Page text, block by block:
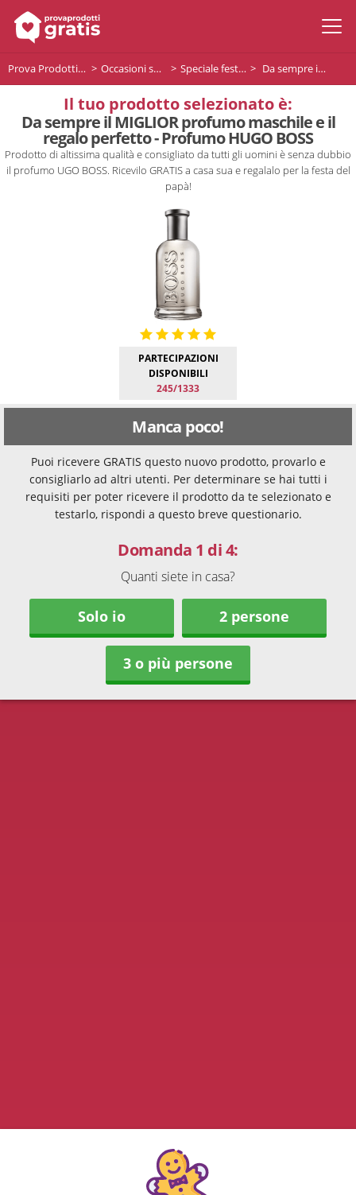
Prova Prodotti Gratis Occasioni speciali Speciale festa del papá Da sempre il MIGLIOR profumo maschile e il regalo perfetto - Profumo HUGO BOSS
Il tuo prodotto selezionato è:
Da sempre il MIGLIOR profumo maschile e il
regalo perfetto - Profumo HUGO BOSS
Prodotto di altissima qualità e consigliato da tutti gli uomini è senza dubbio
il profumo UGO BOSS. Ricevilo GRATIS a casa sua e regalalo per la festa del
papà!
PARTECIPAZIONI
DISPONIBILI
245/1333
Manca poco!
Puoi ricevere GRATIS questo nuovo prodotto, provarlo e
consigliarlo ad altri utenti. Per determinare se hai tutti i
requisiti per poter ricevere il prodotto da te selezionato e
testarlo, rispondi a questo breve questionario.
Domanda 1 di 4:
Quanti siete in casa?
Solo io 2 persone
3 o più persone